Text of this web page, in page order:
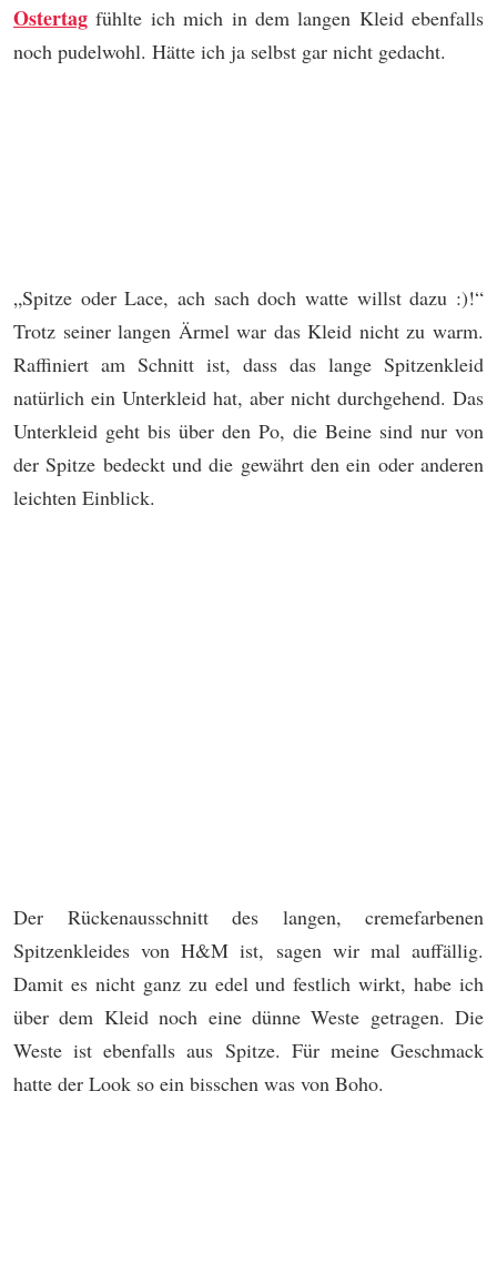
Ostertag fühlte ich mich in dem langen Kleid ebenfalls
noch pudelwohl. Hätte ich ja selbst gar nicht gedacht.
„Spitze oder Lace, ach sach doch watte willst dazu :)!“
Trotz seiner langen Ärmel war das Kleid nicht zu warm.
Raffiniert am Schnitt ist, dass das lange Spitzenkleid
natürlich ein Unterkleid hat, aber nicht durchgehend. Das
Unterkleid geht bis über den Po, die Beine sind nur von
der Spitze bedeckt und die gewährt den ein oder anderen
leichten Einblick.
Der Rückenausschnitt des langen, cremefarbenen
Spitzenkleides von H&M ist, sagen wir mal auffällig.
Damit es nicht ganz zu edel und festlich wirkt, habe ich
über dem Kleid noch eine dünne Weste getragen. Die
Weste ist ebenfalls aus Spitze. Für meine Geschmack
hatte der Look so ein bisschen was von Boho.